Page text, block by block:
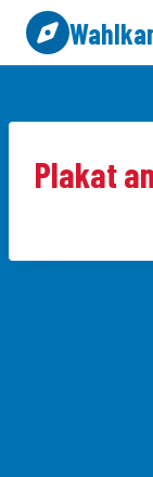
Zum
Inhalt
springen
Plakat